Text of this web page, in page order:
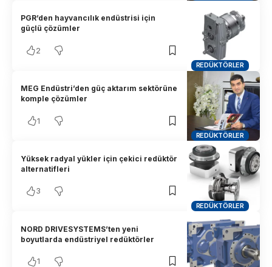
REDÜKTÖRLER
PGR’den hayvancılık endüstrisi için
güçlü çözümler
2
REDÜKTÖRLER
MEG Endüstri’den güç aktarım sektörüne
komple çözümler
1
REDÜKTÖRLER
Yüksek radyal yükler için çekici redüktör
alternatifleri
3
NORD DRIVESYSTEMS’ten yeni
boyutlarda endüstriyel redüktörler
1